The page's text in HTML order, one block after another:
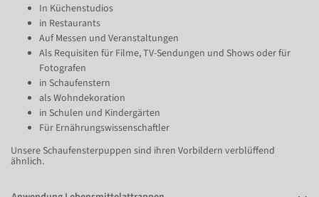
In Küchenstudios
in Restaurants
Auf Messen und Veranstaltungen
Als Requisiten für Filme, TV-Sendungen und Shows oder für
Fotografen
in Schaufenstern
als Wohndekoration
in Schulen und Kindergärten
Für Ernährungswissenschaftler
Unsere Schaufensterpuppen sind ihren Vorbildern verblüffend
ähnlich.